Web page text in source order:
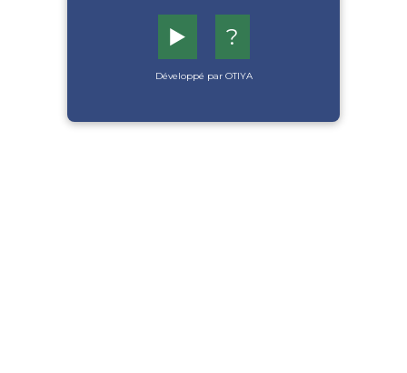
▶️ ?
Développé par OTIYA